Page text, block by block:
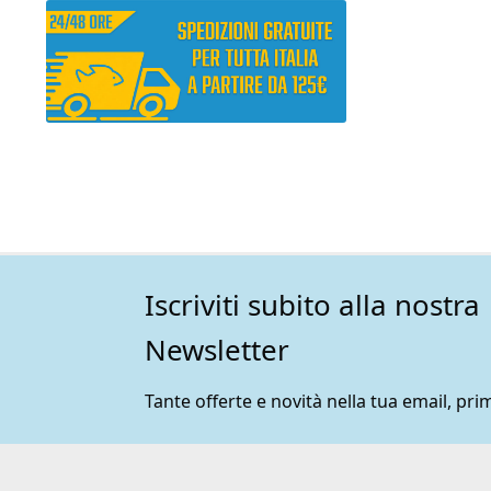
Iscriviti subito alla nostra
Newsletter
Tante offerte e novità nella tua email,